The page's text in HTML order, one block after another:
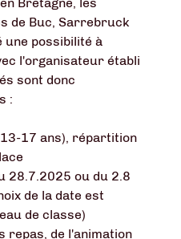
de Buc, Sarrebruck
possibilité à
l'organisateur établi
sont donc
:
17 ans), répartition
28.7.2025 ou du 2.8
de la date est
de classe)
repas, de l'animation